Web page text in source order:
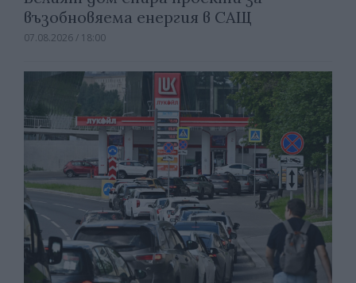
възобновяема енергия в САЩ
07.08.2026 / 18:00